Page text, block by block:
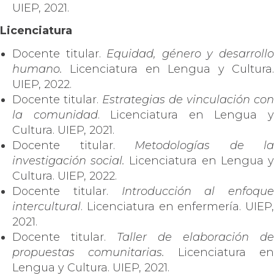
UIEP, 2021.
Licenciatura
Docente titular. Equidad, género y desarrollo
humano. Licenciatura en Lengua y Cultura.
UIEP, 2022.
Docente titular. Estrategias de vinculación con
la comunidad. Licenciatura en Lengua y
Cultura. UIEP, 2021.
Docente titular. Metodologías de la
investigación social. Licenciatura en Lengua y
Cultura. UIEP, 2022.
Docente titular. Introducción al enfoque
intercultural. Licenciatura en enfermería. UIEP,
2021.
Docente titular. Taller de elaboración de
propuestas comunitarias. Licenciatura en
Lengua y Cultura. UIEP, 2021.